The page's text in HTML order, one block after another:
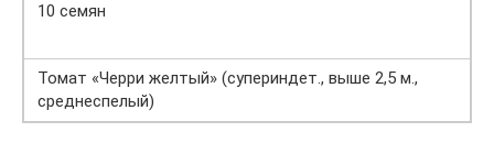
10 семян
Томат «Черри желтый» (супериндет., выше 2,5 м.,
среднеспелый)